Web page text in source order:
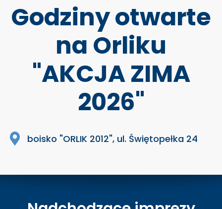
Godziny otwarte
na Orliku
"AKCJA ZIMA
2026"
boisko "ORLIK 2012", ul. Świętopełka 24